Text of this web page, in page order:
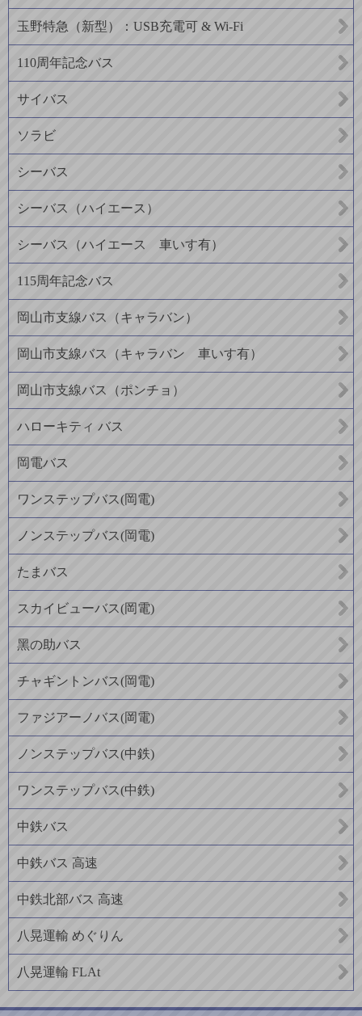
玉野特急（新型）：USB充電可 & Wi-Fi
110周年記念バス
サイバス
ソラビ
シーバス
シーバス（ハイエース）
シーバス（ハイエース 車いす有）
115周年記念バス
岡山市支線バス（キャラバン）
岡山市支線バス（キャラバン 車いす有）
岡山市支線バス（ポンチョ）
ハローキティ バス
岡電バス
ワンステップバス(岡電)
ノンステップバス(岡電)
たまバス
スカイビューバス(岡電)
黑の助バス
チャギントンバス(岡電)
ファジアーノバス(岡電)
ノンステップバス(中鉄)
ワンステップバス(中鉄)
中鉄バス
中鉄バス 高速
中鉄北部バス 高速
八晃運輸 めぐりん
八晃運輸 FLAt